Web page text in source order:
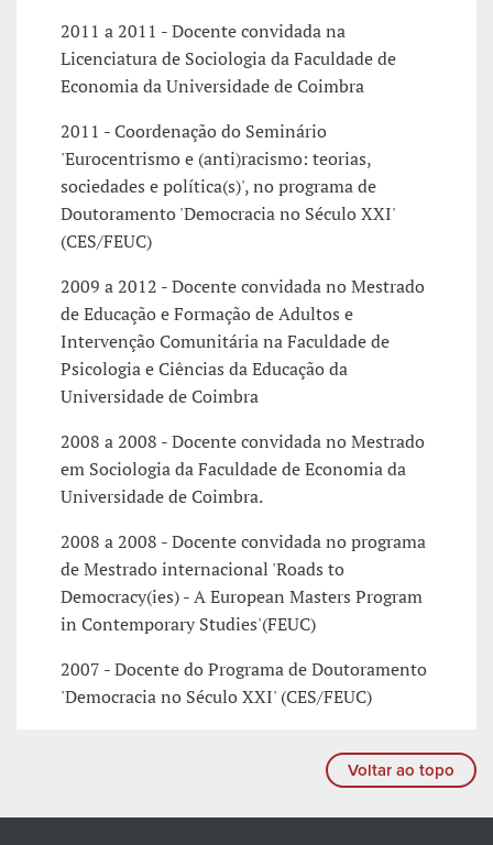
2011 a 2011 - Docente convidada na
Licenciatura de Sociologia da Faculdade de
Economia da Universidade de Coimbra
2011 - Coordenação do Seminário
'Eurocentrismo e (anti)racismo: teorias,
sociedades e política(s)', no programa de
Doutoramento 'Democracia no Século XXI'
(CES/FEUC)
2009 a 2012 - Docente convidada no Mestrado
de Educação e Formação de Adultos e
Intervenção Comunitária na Faculdade de
Psicologia e Ciências da Educação da
Universidade de Coimbra
2008 a 2008 - Docente convidada no Mestrado
em Sociologia da Faculdade de Economia da
Universidade de Coimbra.
2008 a 2008 - Docente convidada no programa
de Mestrado internacional 'Roads to
Democracy(ies) - A European Masters Program
in Contemporary Studies'(FEUC)
2007 - Docente do Programa de Doutoramento
'Democracia no Século XXI' (CES/FEUC)
Voltar ao topo